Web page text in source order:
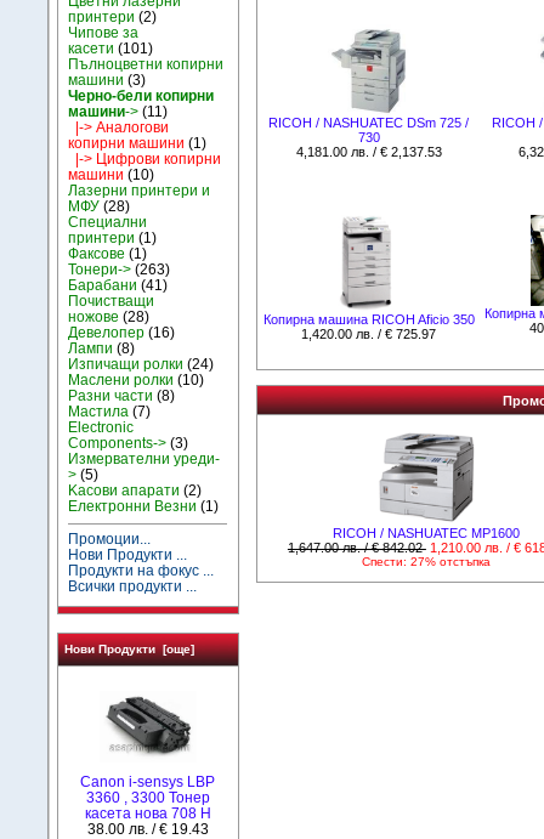
принтери (2)
Чипове за
касети (101)
Пълноцветни копирни
машини (3)
Черно-бели копирни
машини-> (11)
|-> Аналогови
копирни машини (1)
|-> Цифрови копирни
машини (10)
Лазерни принтери и
МФУ (28)
Специални
принтери (1)
Факсове (1)
Тонери-> (263)
Барабани (41)
Почистващи
ножове (28)
Девелопер (16)
Лампи (8)
Изпичащи ролки (24)
Маслени ролки (10)
Разни части (8)
Мастила (7)
Electronic
Components-> (3)
Измервателни уреди-
> (5)
Kасови апарати (2)
Електронни Везни (1)
Промоции...
Нови Продукти ...
Продукти на фокус ...
Всички продукти ...
Нови Продукти [още]
Canon i-sensys LBP
3360 , 3300 Тонер
касета нова 708 Н
38.00 лв. / € 19.43
RICOH / NASHUATEC DSm 725 /
730
4,181.00 лв. / € 2,137.53
RICOH
Копирна машина RICOH Aficio 350
1,420.00 лв. / € 725.97
Копирна
RICOH / NASHUATEC MP1600
1,647.00 лв. / € 842.02 1,210.00 лв. / €
Спести: 27% отстъпка